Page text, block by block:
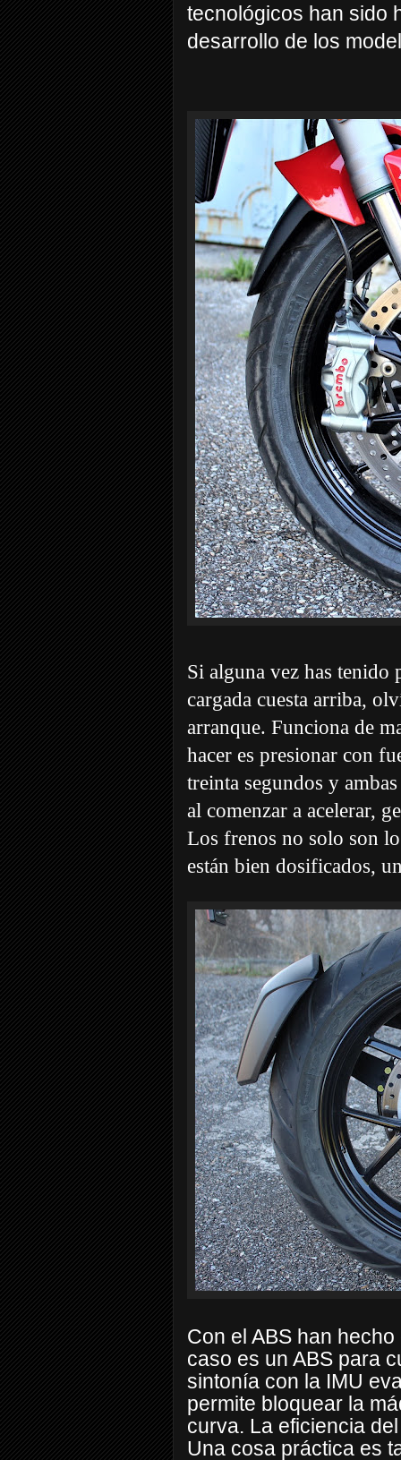
tecnológicos han sido
desarrollo de los
Si alguna vez has tenido
cargada cuesta arriba,
arranque. Funciona de
hacer es presionar con
treinta segundos y
al comenzar a acelerar,
Los frenos no solo son
están bien dosificados,
Con el ABS han
caso es un ABS para
sintonía con la IMU
permite bloquear la
curva. La eficiencia
Una cosa práctica es